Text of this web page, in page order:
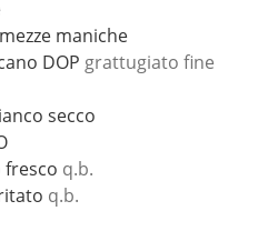
maniche
DOP grattugiato fine
secco
q.b.
q.b.